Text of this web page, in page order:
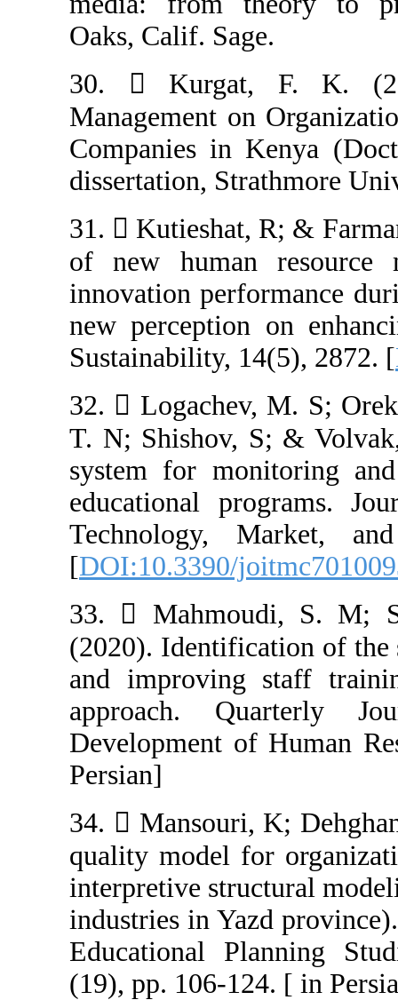
Oaks, Calif.
30. 
Management
Companies in
31.  Kutieshat,
of new human
innovation
new
32. 
T. N; Shishov,
system for
educational
Technology,
[DOI:10.3390/
33. 
(2020).
and
approach.
Development
34. 
quality model
interpretive
industries in
Educational
(19), pp. 106-